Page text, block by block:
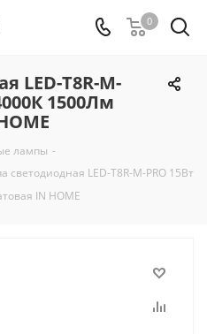
0
LED-T8R-М-
1500Лм
лампы -
светодиодная LED-T8R-М-PRO 15Вт
IN HOME